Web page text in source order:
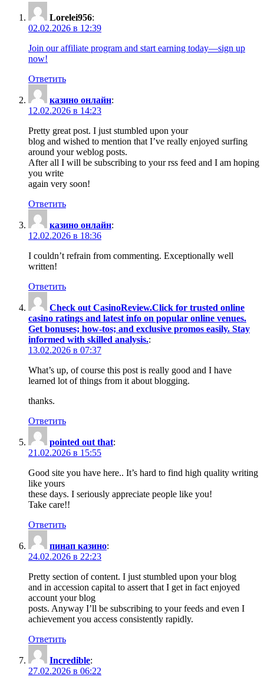
Lorelei956:
02.02.2026 в 12:39
Join our affiliate program and start earning today—sign up
now!
Ответить
казино онлайн:
12.02.2026 в 14:23
Pretty great post. I just stumbled upon your
blog and wished to mention that I’ve really enjoyed surfing
around your weblog posts.
After all I will be subscribing to your rss feed and I am hoping
you write
again very soon!
Ответить
казино онлайн:
12.02.2026 в 18:36
I couldn’t refrain from commenting. Exceptionally well
written!
Ответить
Check out CasinoReview.Click for trusted online
casino ratings and latest info on popular online venues.
Get bonuses; how-tos; and exclusive promos easily. Stay
informed with skilled analysis.:
13.02.2026 в 07:37
What’s up, of course this post is really good and I have
learned lot of things from it about blogging.
thanks.
Ответить
pointed out that:
21.02.2026 в 15:55
Good site you have here.. It’s hard to find high quality writing
like yours
these days. I seriously appreciate people like you!
Take care!!
Ответить
пинап казино:
24.02.2026 в 22:23
Pretty section of content. I just stumbled upon your blog
and in accession capital to assert that I get in fact enjoyed
account your blog
posts. Anyway I’ll be subscribing to your feeds and even I
achievement you access consistently rapidly.
Ответить
Incredible:
27.02.2026 в 06:22